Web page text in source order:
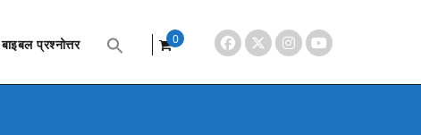
बाइबल प्रश्नोत्तर
0